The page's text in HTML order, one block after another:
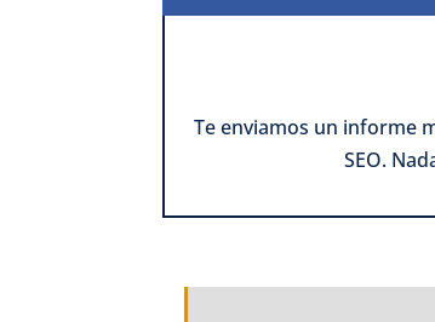
Te enviamos un informe
SEO.